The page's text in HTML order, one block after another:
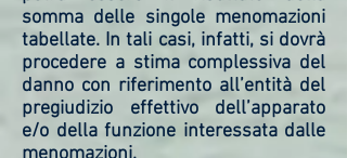
somma delle singole menomazioni
tabellate. In tali casi, infatti, si dovrà
procedere a stima complessiva del
danno con riferimento all’entità del
pregiudizio effettivo dell’apparato
e/o della funzione interessata dalle